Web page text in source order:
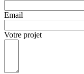
Email
Votre projet